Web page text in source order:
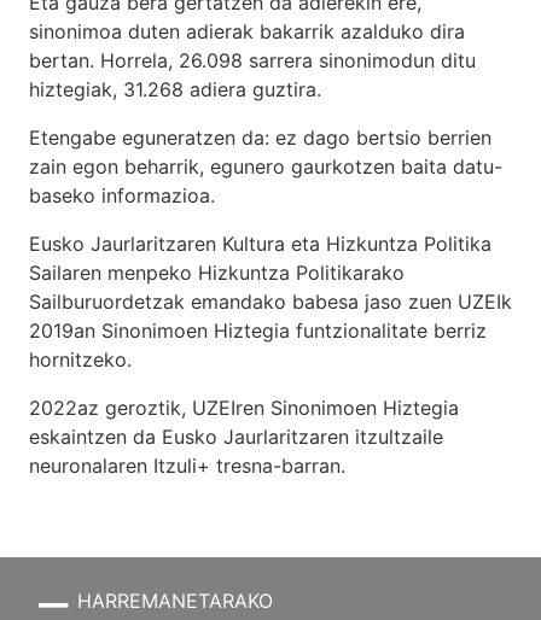
sinonimoa duten adierak bakarrik azalduko dira
bertan. Horrela, 26.098 sarrera sinonimodun ditu
hiztegiak, 31.268 adiera guztira.
Etengabe eguneratzen da: ez dago bertsio berrien
zain egon beharrik, egunero gaurkotzen baita datu-
baseko informazioa.
Eusko Jaurlaritzaren Kultura eta Hizkuntza Politika
Sailaren menpeko Hizkuntza Politikarako
Sailburuordetzak emandako babesa jaso zuen UZEIk
2019an Sinonimoen Hiztegia funtzionalitate berriz
hornitzeko.
2022az geroztik, UZEIren Sinonimoen Hiztegia
eskaintzen da Eusko Jaurlaritzaren itzultzaile
neuronalaren Itzuli+ tresna-barran.
HARREMANETARAKO